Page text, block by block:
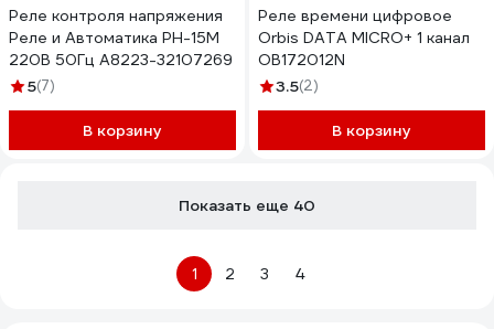
Реле контроля напряжения
Реле и Автоматика РН-15М
220В 50Гц A8223-32107269
5(7)
В корзину
Реле времени цифровое
Orbis DATA MICRO+ 1 канал
OB172012N
3.5(2)
В корзину
Показать еще 40
1 2 3 4